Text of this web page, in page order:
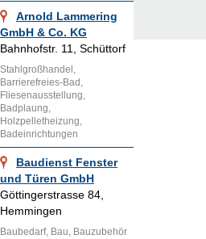
Arnold Lammering
GmbH & Co. KG
Bahnhofstr. 11, Schüttorf
Stahlgroßhandel,
Barrierefreies-Bad,
Fliesenausstellung,
Badplaung,
Holzpelletheizung,
Badeinrichtungen
Baudienst Fenster
und Türen GmbH
Göttingerstrasse 84,
Hemmingen
Baubedarf, Bau, Bauzubehör